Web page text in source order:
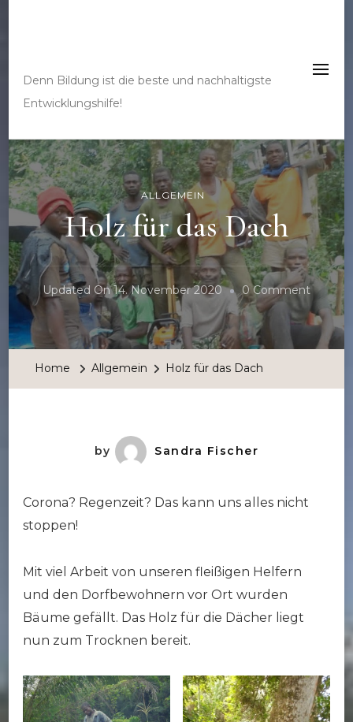
Denn Bildung ist die beste und nachhaltigste
Entwicklungshilfe!
ALLGEMEIN
Holz für das Dach
Updated On14. November 2020 0 CommentOn
Holz
Für
Home Allgemein Holz für das Dach
by Sandra Fischer
Corona? Regenzeit? Das kann uns alles nicht
stoppen!
Mit viel Arbeit von unseren fleißigen Helfern
und den Dorfbewohnern vor Ort wurden
Bäume gefällt. Das Holz für die Dächer liegt
nun zum Trocknen bereit.